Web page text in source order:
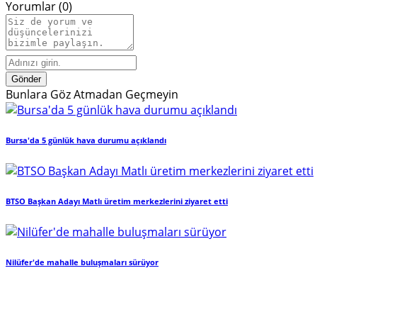
Yorumlar (0)
Gönder
Bunlara Göz Atmadan Geçmeyin
Bursa'da 5 günlük hava durumu açıklandı
BTSO Başkan Adayı Matlı üretim merkezlerini ziyaret etti
Nilüfer'de mahalle buluşmaları sürüyor